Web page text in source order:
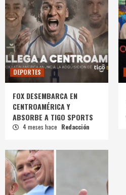
DEPORTES
FOX DESEMBARCA EN
CENTROAMÉRICA Y
ABSORBE A TIGO SPORTS
4 meses hace Redacción